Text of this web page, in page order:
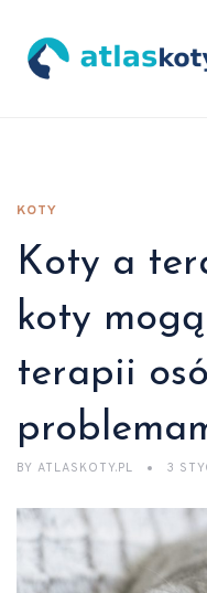
KOTY
Koty a
koty
terapii
BY ATLASKOTY.PL 3